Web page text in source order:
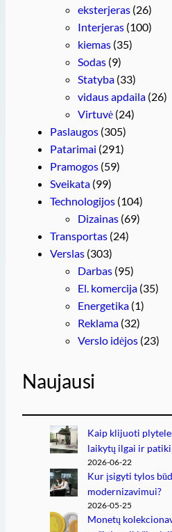
eksterjeras (26)
Interjeras (100)
kiemas (35)
Sodas (9)
Statyba (33)
vidaus apdaila (26)
Virtuvė (24)
Paslaugos (305)
Patarimai (291)
Pramogos (59)
Sveikata (99)
Technologijos (104)
Dizainas (69)
Transportas (24)
Verslas (303)
Darbas (95)
El. komercija (35)
Energetika (1)
Reklama (32)
Verslo idėjos (23)
Naujausi
Kaip klijuoti
laikytų ilgai ir
2026-06-22
Kur įsigyti tylos
modernizavimui?
2026-05-25
Monetų